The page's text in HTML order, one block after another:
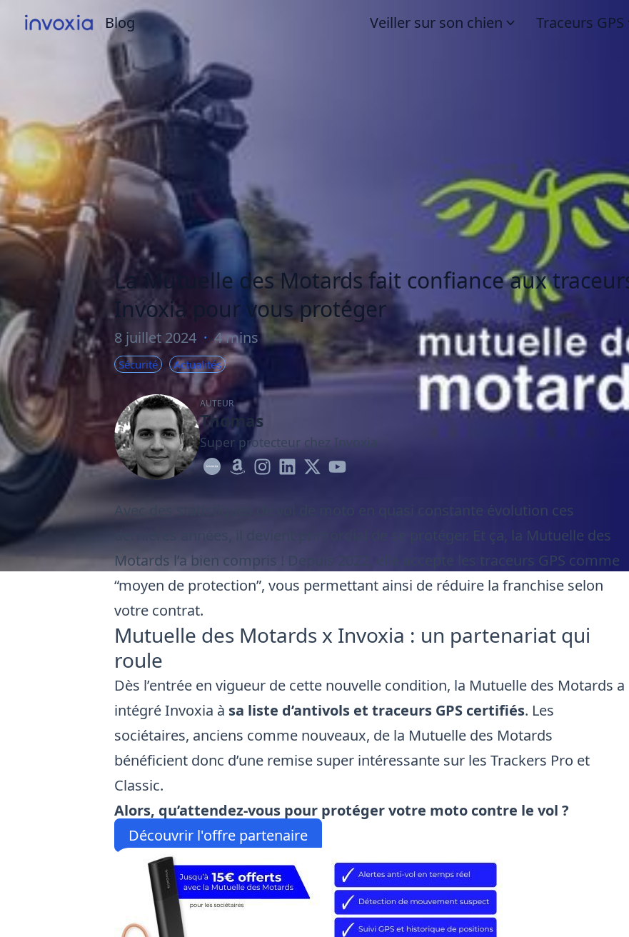
Blog Blog Veiller sur son chien Traceurs GPS
La Mutuelle des Motards fait confiance aux
Invoxia pour vous protéger
8 juillet 2024 · 4 mins
Sécurité Actualités
AUTEUR
Thomas
Super protecteur chez Invoxia
Avec des statistiques de vol de moto en quasi constante évolution ces
dernières années, il devient primordial de se protéger. Et ça, la Mutuelle des
Motards l’a bien compris ! Depuis 2022, elle accepte les traceurs GPS comme
“moyen de protection”, vous permettant ainsi de réduire la franchise selon
votre contrat.
Mutuelle des Motards x Invoxia : un partenariat qui
roule
Dès l’entrée en vigueur de cette nouvelle condition, la Mutuelle des Motards a
intégré Invoxia à sa liste d’antivols et traceurs GPS certifiés. Les
sociétaires, anciens comme nouveaux, de la Mutuelle des Motards
bénéficient donc d’une remise super intéressante sur les Trackers Pro et
Classic.
Alors, qu’attendez-vous pour protéger votre moto contre le vol ?
Découvrir l'offre partenaire